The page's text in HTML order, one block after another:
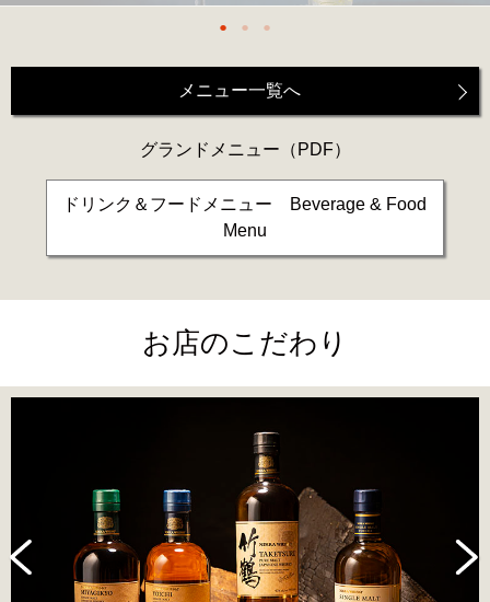
メニュー一覧へ
グランドメニュー （PDF）
ドリンク＆フードメニュー Beverage & Food
Menu
お店のこだわり